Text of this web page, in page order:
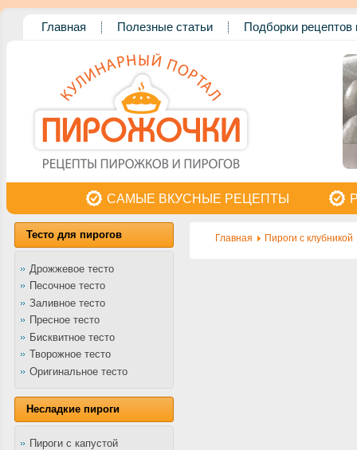
Главная Полезные статьи Подборки рецептов
САМЫЕ ВКУСНЫЕ РЕЦЕПТЫ
Тесто для пирогов
Дрожжевое тесто
Песочное тесто
Заливное тесто
Пресное тесто
Бисквитное тесто
Творожное тесто
Оригинальное тесто
Несладкие пироги
Пироги с капустой
Главная Пироги с клубникой